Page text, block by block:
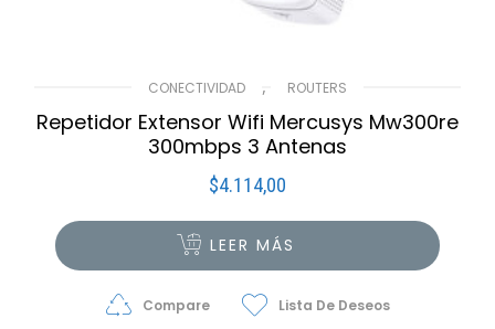
CONECTIVIDAD , ROUTERS
Repetidor Extensor Wifi Mercusys Mw300re
300mbps 3 Antenas
$4.114,00
LEER MÁS
Compare Lista De Deseos